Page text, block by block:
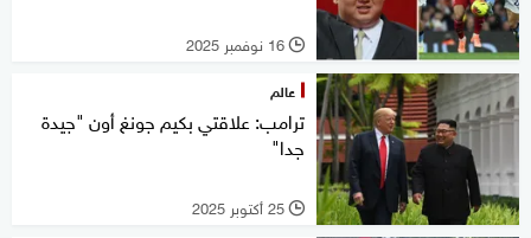
l 16 نوفمبر 2025
عالم
ترامب: علاقتي بكيم جونغ أون "جيدة
جدا"
l 25 أكتوبر 2025